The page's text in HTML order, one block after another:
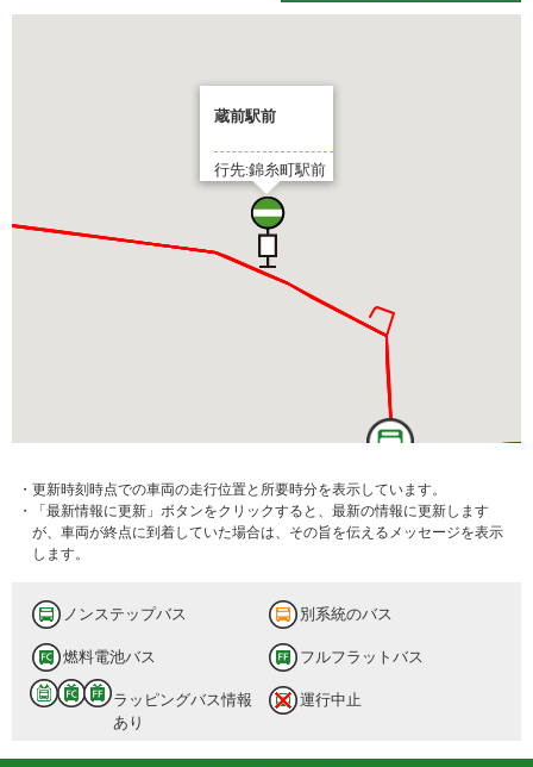
蔵前駅前
行先:錦糸町駅前
・更新時刻時点での車両の走行位置と所要時分を表示しています。
・「最新情報に更新」ボタンをクリックすると、最新の情報に更新します
が、車両が終点に到着していた場合は、その旨を伝えるメッセージを表示
します。
ノンステップバス 別系統のバス
燃料電池バス フルフラットバス
ラッピングバス情報
あり
運行中止